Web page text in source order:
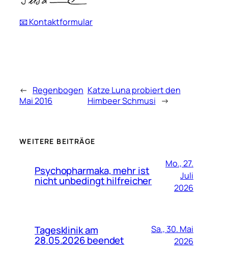
📧 Kontaktformular
← Regenbogen
Mai 2016
Katze Luna probiert den
Himbeer Schmusi →
WEITERE BEITRÄGE
Psychopharmaka, mehr ist
nicht unbedingt hilfreicher
Mo., 27.
Juli
2026
Tagesklinik am
28.05.2026 beendet
Sa., 30. Mai
2026